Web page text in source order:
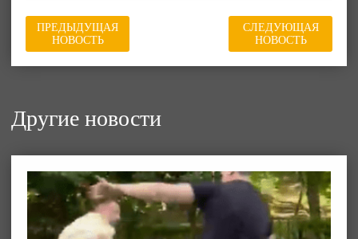
ПРЕДЫДУЩАЯ
НОВОСТЬ
СЛЕДУЮЩАЯ
НОВОСТЬ
Другие новости